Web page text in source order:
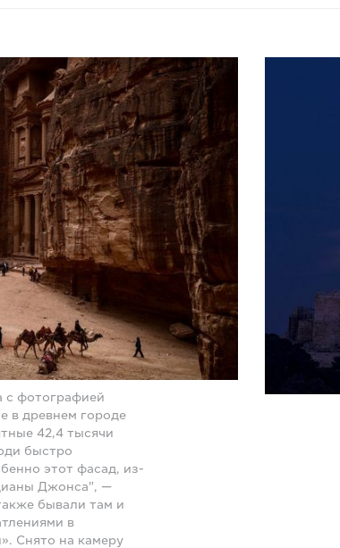
с фотографией
в древнем городе
42,4 тысячи
быстро
этот фасад, из-
Джонса", —
бывали там и
в
Снято на камеру